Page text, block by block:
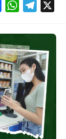
FacebookWhatsApp